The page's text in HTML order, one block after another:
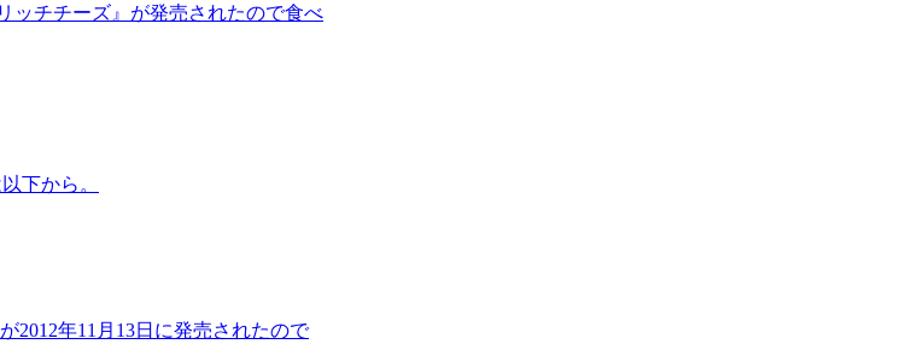
ッチチーズ』が発売されたので食べ
下から。
2012年11月13日に発売されたので